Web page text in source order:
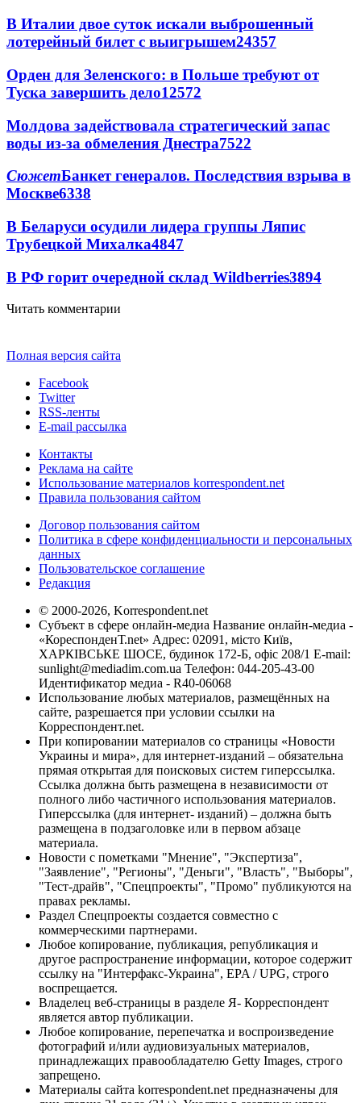
В Италии двое суток искали выброшенный
лотерейный билет с выигрышем24357
Орден для Зеленского: в Польше требуют от
Туска завершить дело12572
Молдова задействовала стратегический запас
воды из-за обмеления Днестра7522
СюжетБанкет генералов. Последствия взрыва в
Москве6338
В Беларуси осудили лидера группы Ляпис
Трубецкой Михалка4847
В РФ горит очередной склад Wildberries3894
Читать комментарии
Полная версия сайта
Facebook
Twitter
RSS-ленты
E-mail рассылка
Контакты
Реклама на сайте
Использование материалов korrespondent.net
Правила пользования сайтом
Договор пользования сайтом
Политика в сфере конфиденциальности и персональных
данных
Пользовательское соглашение
Редакция
© 2000-2026, Korrespondent.net
Субъект в сфере онлайн-медиа Название онлайн-медиа -
«КореспонденТ.net» Адрес: 02091, місто Київ,
ХАРКІВСЬКЕ ШОСЕ, будинок 172-Б, офіс 208/1 E-mail:
sunlight@mediadim.com.ua Телефон: 044-205-43-00
Идентификатор медиа - R40-06068
Использование любых материалов, размещённых на
сайте, разрешается при условии ссылки на
Корреспондент.net.
При копировании материалов со страницы «Новости
Украины и мира», для интернет-изданий – обязательна
прямая открытая для поисковых систем гиперссылка.
Ссылка должна быть размещена в независимости от
полного либо частичного использования материалов.
Гиперссылка (для интернет- изданий) – должна быть
размещена в подзаголовке или в первом абзаце
материала.
Новости с пометками "Мнение", "Экспертиза",
"Заявление", "Регионы", "Деньги", "Власть", "Выборы",
"Тест-драйв", "Спецпроекты", "Промо" публикуются на
правах рекламы.
Раздел Спецпроекты создается совместно с
коммерческими партнерами.
Любое копирование, публикация, републикация и
другое распространение информации, которое содержит
ссылку на "Интерфакс-Украина", EPA / UPG, строго
воспрещается.
Владелец веб-страницы в разделе Я- Корреспондент
является автор публикации.
Любое копирование, перепечатка и воспроизведение
фотографий и/или аудиовизуальных материалов,
принадлежащих правообладателю Getty Images, строго
запрещено.
Материалы сайта korrespondent.net предназначены для